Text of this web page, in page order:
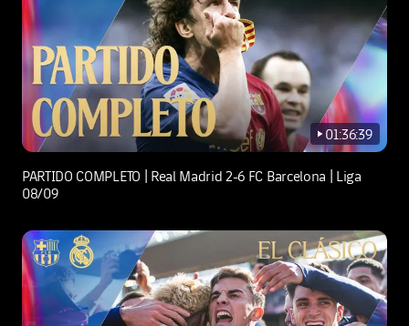
play-new
01:36:39
PARTIDO COMPLETO | Real Madrid 2-6 FC Barcelona | Liga
08/09